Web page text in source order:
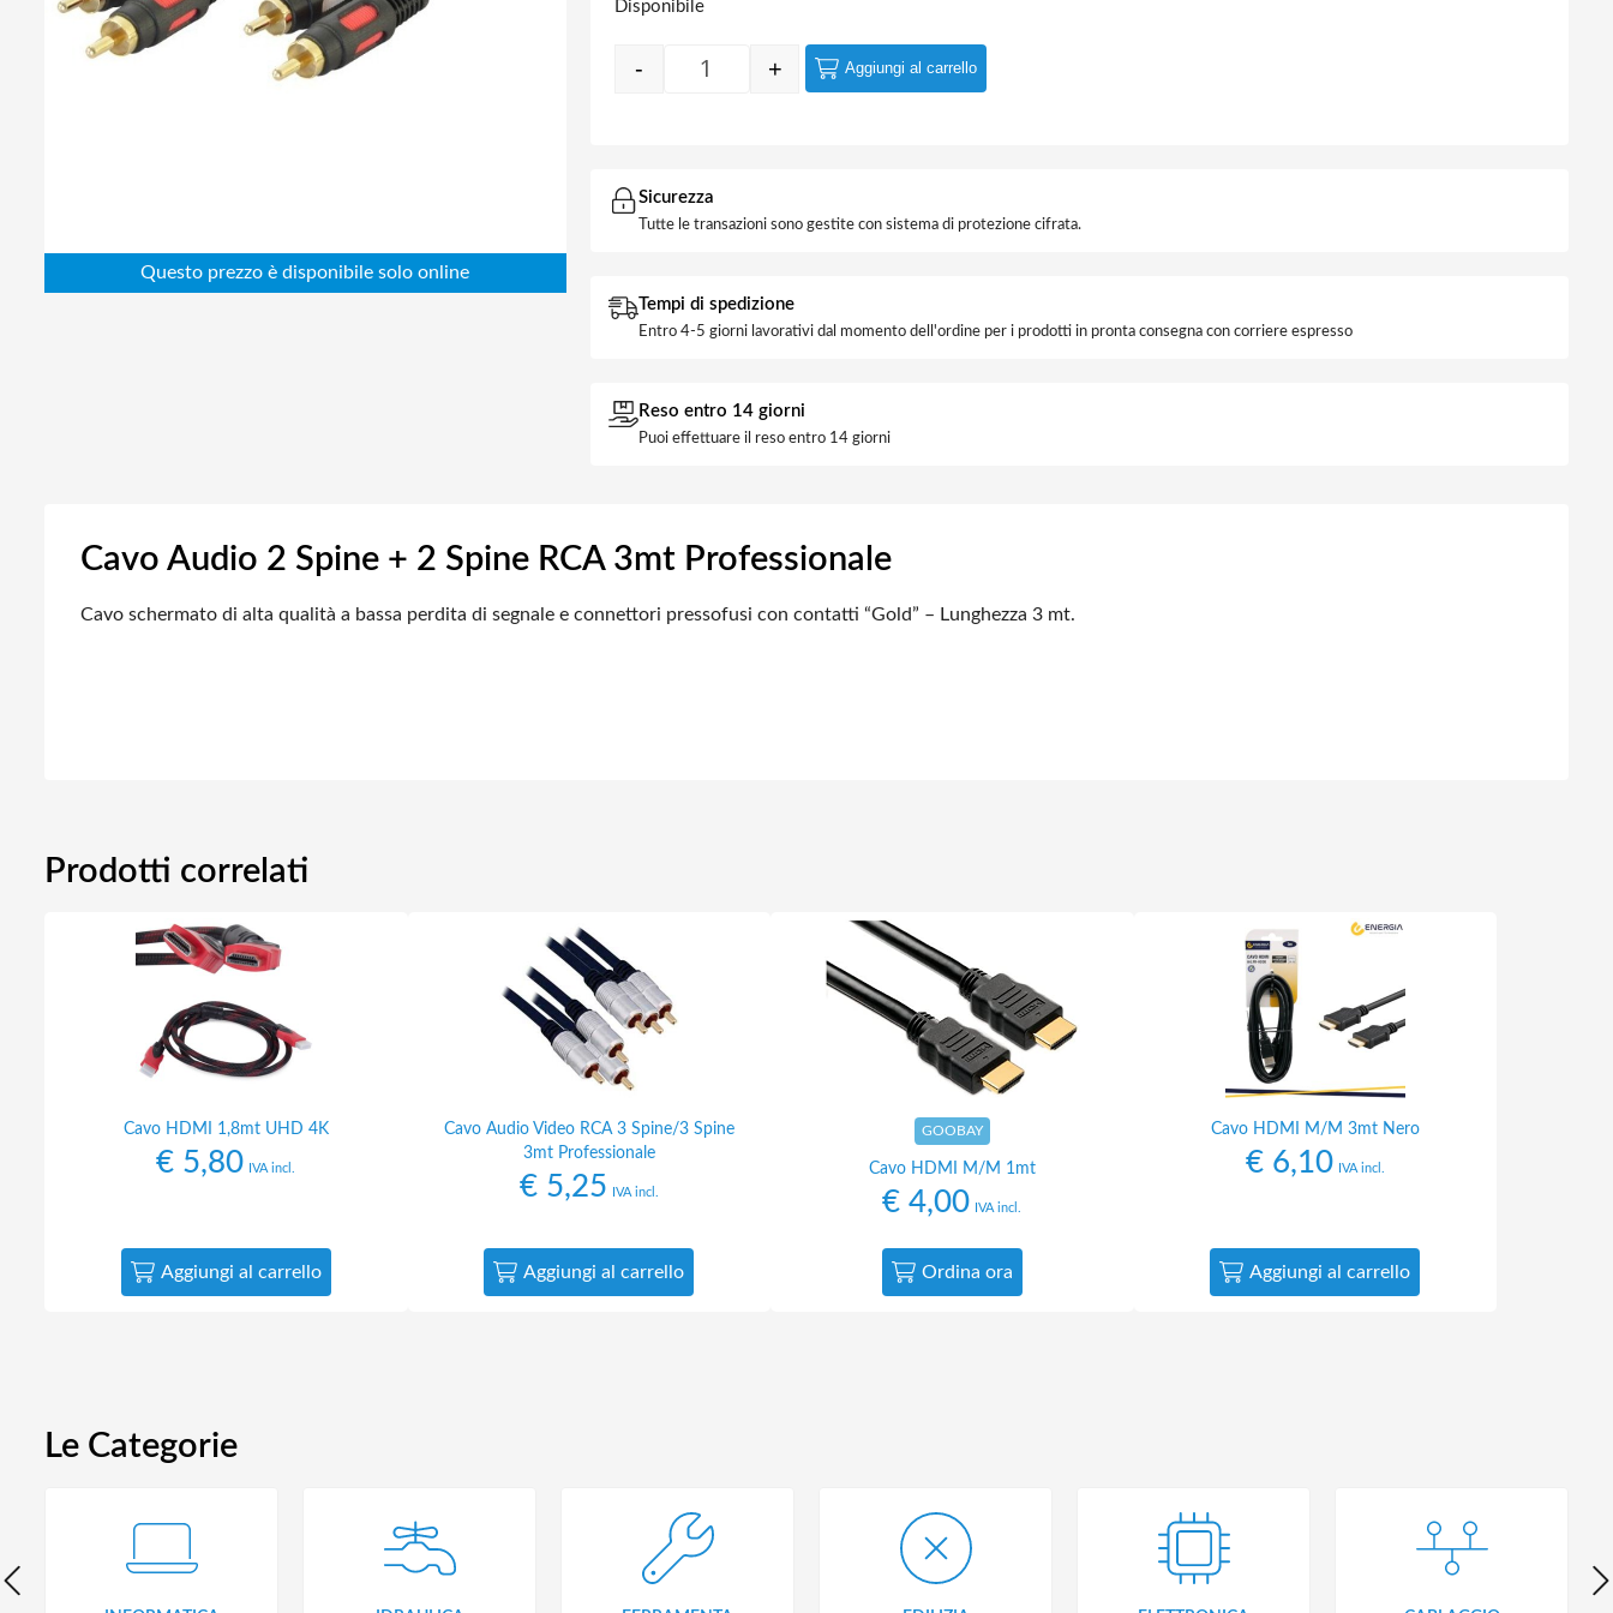
Abbigliamento da lavoro
Elettronica
Edilizia
Disponibile
Quantity
- + Aggiungi al carrello
Sicurezza
Tutte le transazioni sono gestite con sistema di protezione cifrata.
Tempi di spedizione
Entro 4-5 giorni lavorativi dal momento dell'ordine per i prodotti in pronta consegna con corriere espresso
Reso entro 14 giorni
Puoi effettuare il reso entro 14 giorni
Cavo Audio 2 Spine + 2 Spine RCA 3mt Professionale
Cavo schermato di alta qualità a bassa perdita di segnale e connettori pressofusi con contatti “Gold” – Lunghezza 3 mt.
Prodotti correlati
Cavo HDMI 1,8mt UHD 4K
€ 5,80 IVA incl.
Aggiungi al carrello
Cavo Audio Video RCA 3 Spine/3 Spine
3mt Professionale
€5,25 IVA incl.
Aggiungi al carrello
GOOBAY
Cavo HDMI M/M 1mt
€ 4,00 IVA incl.
Ordina ora
Cavo HDMI M/M 3mt Nero
€6,10 IVA incl.
Aggiungi al carrello
Le Categorie